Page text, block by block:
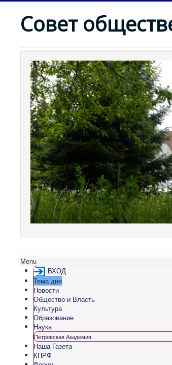
Совет
Menu
ВХОД
Тема дня
Новости
Общество и Власть
Культура
Образование
Наука
Петровская Академия
Наша Газета
КПРФ